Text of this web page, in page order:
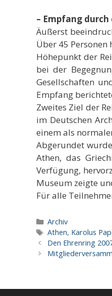
– Empfang
Äußerst
Über 45
Höhepunkt der
bei der
Gesellschaften
Empfang
Zweites Ziel der
im Deutschen
einem als
Abgerundet
Athen, das
Verfügung,
Museum zeigte
Für alle
Kategorien
Archiv
Schlagwörter
Athen, Karolus
Den Ehrenring